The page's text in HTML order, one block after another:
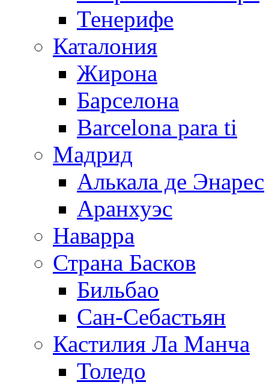
Тенерифе
Каталония
Жирона
Барселона
Barcelona para ti
Мадрид
Алькала де Энарес
Аранхуэс
Наварра
Страна Басков
Бильбао
Сан-Себастьян
Кастилия Ла Манча
Толедо